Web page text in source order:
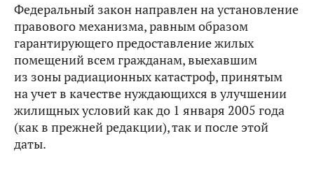
Федеральный закон направлен на установление
правового механизма, равным образом
гарантирующего предоставление жилых
помещений всем гражданам, выехавшим
из зоны радиационных катастроф, принятым
на учет в качестве нуждающихся в улучшении
жилищных условий как до 1 января 2005 года
(как в прежней редакции), так и после этой
даты.